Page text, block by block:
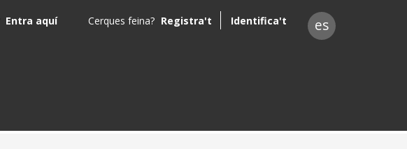
Entra aquí Cerques feina? Registra't Identifica't es